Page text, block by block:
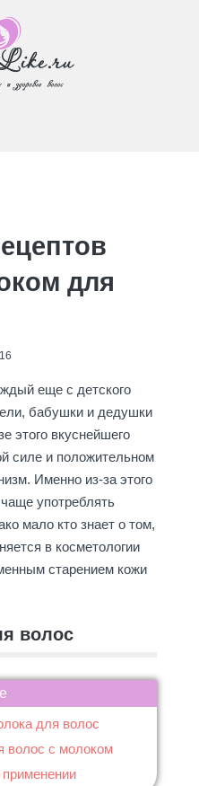
для
еще с детского
бабушки и дедушки
этого вкуснейшего
силе и положительном
Именно из-за этого
употреблять
мало кто знает о том,
в косметологии
старением кожи
волос
для волос
волос с молоком